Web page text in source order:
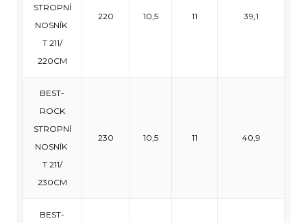
STROPNÍ
NOSNÍK
T 211/
220CM
220 10,5 11 39,1
BEST-
ROCK
STROPNÍ
NOSNÍK
T 211/
230CM
230 10,5 11 40,9
BEST-